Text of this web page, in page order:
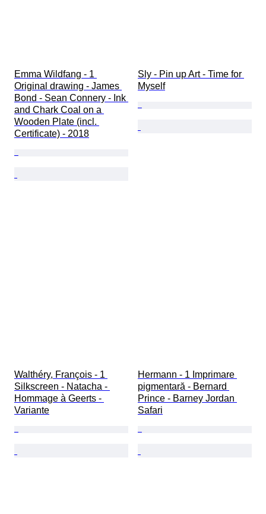
Emma Wildfang - 1
Original drawing - James
Bond - Sean Connery - Ink
and Chark Coal on a
Wooden Plate (incl.
Certificate) - 2018
Sly - Pin up Art - Time for
Myself
Walthéry, François - 1
Silkscreen - Natacha -
Hommage à Geerts -
Variante
Hermann - 1 Imprimare
pigmentară - Bernard
Prince - Barney Jordan
Safari